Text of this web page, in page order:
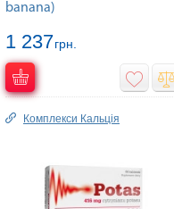
banana)
1 237грн.
Комплекcи Кальція